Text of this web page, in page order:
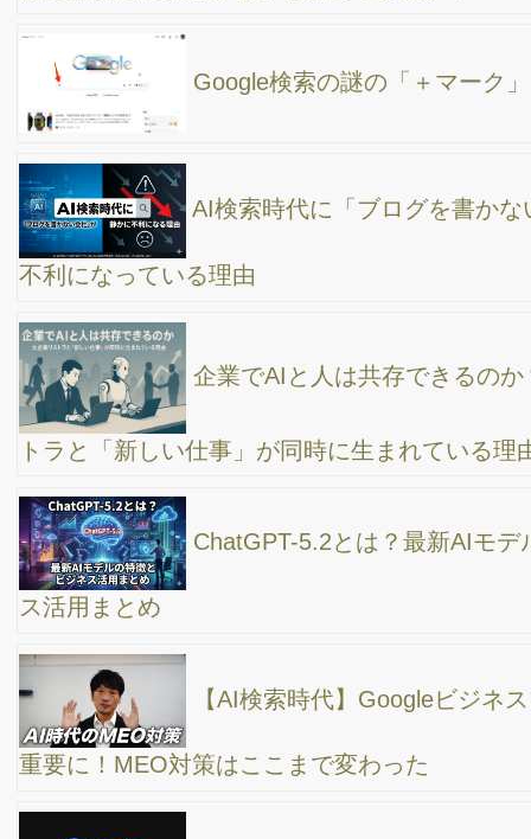
【40分でわかるWeb集客】個別セミナーを無料開
催中！通常10万円の講演をギュッと凝縮！
WEB集客、何から始めればいい？初心者向け10分
ガイド
ホームページからの問い合わせが激減!? その原因
と今すぐできる対策とは
【茨城県水戸出張】YouTubeコンサル、チャンネ
ルの立ち上げ時に大事な事とは？
【静岡出張】YouTubeチャンネル運営で最初にぶ
つかる壁とは？ネタ作り＆広告の違い【現場の声】
いを解説！
WEB集客で成功するために大切な2つのステッ